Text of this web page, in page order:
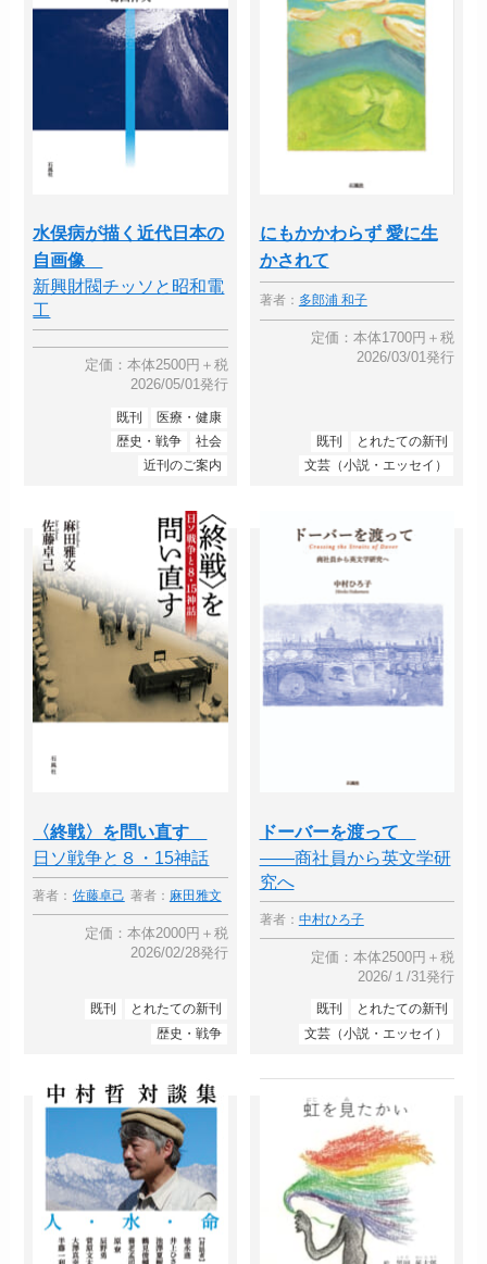
水俣病が描く近代日本の
自画像
新興財閥チッソと昭和電
工
定価：本体2500円＋税
2026/05/01発行
既刊
医療・健康
歴史・戦争
社会
近刊のご案内
にもかかわらず 愛に生
かされて
著者： 多郎浦 和子
定価：本体1700円＋税
2026/03/01発行
既刊
とれたての新刊
文芸（小説・エッセイ）
〈終戦〉を問い直す
日ソ戦争と８・15神話
著者： 佐藤卓己 著者： 麻田雅文
定価：本体2000円＋税
2026/02/28発行
既刊
とれたての新刊
歴史・戦争
ドーバーを渡って
――商社員から英文学研
究へ
著者： 中村ひろ子
定価：本体2500円＋税
2026/１/31発行
既刊
とれたての新刊
文芸（小説・エッセイ）